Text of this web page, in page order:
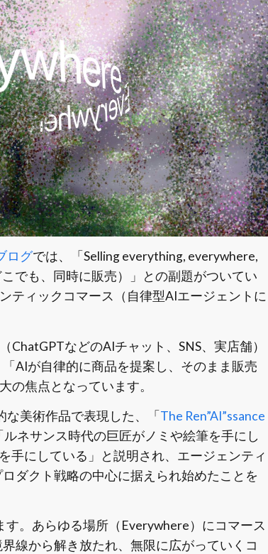
ログでは、「Selling everything, everywhere,
こでも、同時に販売）」との副題がついてい
ティックコマース（自律型AIエージェントに
などのAIチャット、SNS、実店舗）
AIが自律的に商品を提案し、そのまま販売
の焦点となっています。
美術作品で表現した、「 The Ren”AI”ssance
ネサンス時代の巨匠がノミや絵筆を手にし
手にしている」と説明され、エージェンティ
ダクト戦略の中心に据えられ始めたことを
。あらゆる場所（Everywhere）にコマース
線から解き放たれ、無限に広がっていくコ